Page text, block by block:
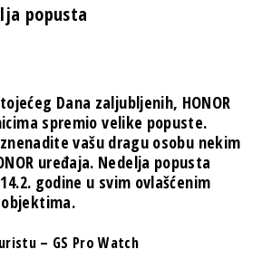
popusta
Dana zaljubljenih, HONOR
spremio velike popuste.
vašu dragu osobu nekim
uređaja. Nedelja popusta
godine u svim ovlašćenim
.
– GS Pro Watch